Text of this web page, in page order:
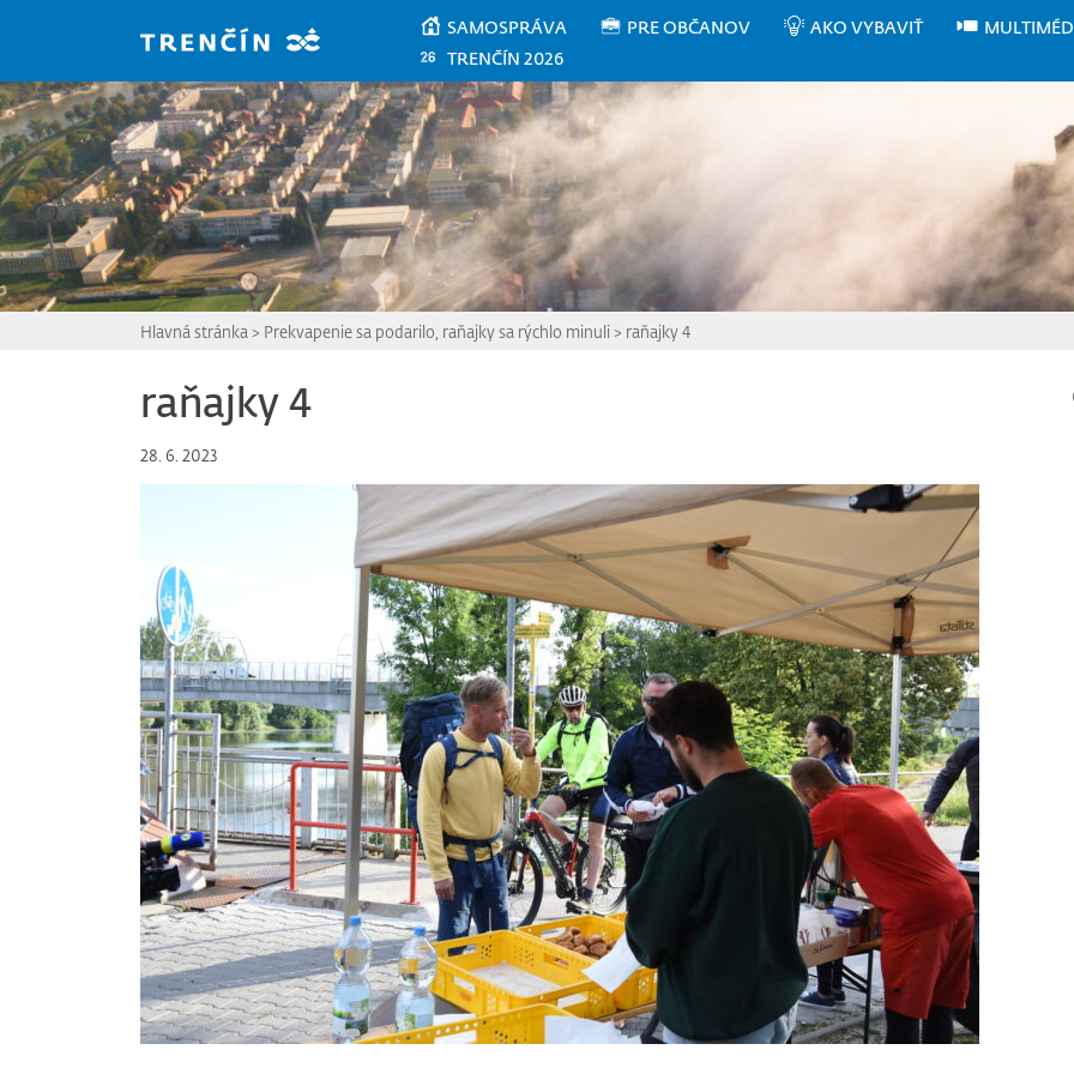
SAMOSPRÁVA PRE OBČANOV AKO VYBAVIŤ
TRENČÍN 2026
Hlavná stránka > Prekvapenie sa podarilo, raňajky sa rýchlo minuli> raňajky 4
raňajky 4
28. 6. 2023